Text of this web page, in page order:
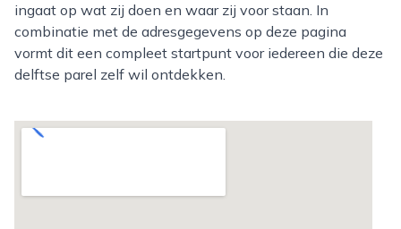
ingaat op wat zij doen en waar zij voor staan. In
combinatie met de adresgegevens op deze pagina
vormt dit een compleet startpunt voor iedereen die deze
delftse parel zelf wil ontdekken.